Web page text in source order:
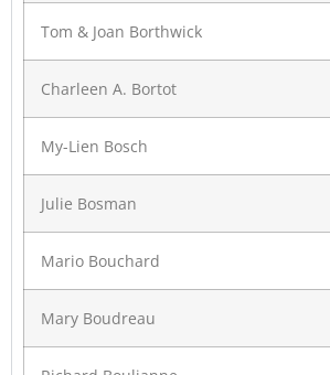
Tom & Joan Borthwick
Charleen A. Bortot
My-Lien Bosch
Julie Bosman
Mario Bouchard
Mary Boudreau